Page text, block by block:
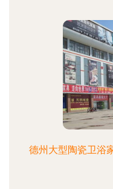
德州大型陶瓷卫浴